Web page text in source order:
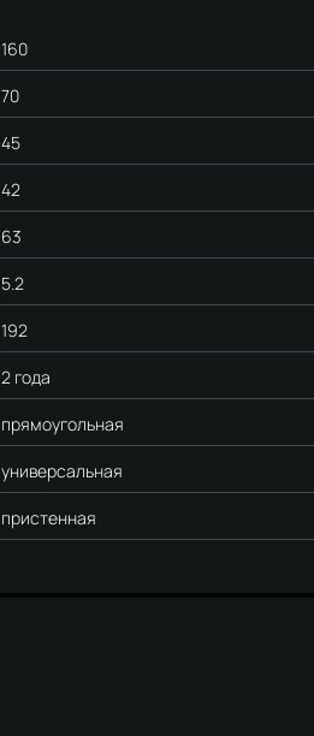
160
70
45
42
63
5.2
192
2 года
прямоугольная
универсальная
пристенная